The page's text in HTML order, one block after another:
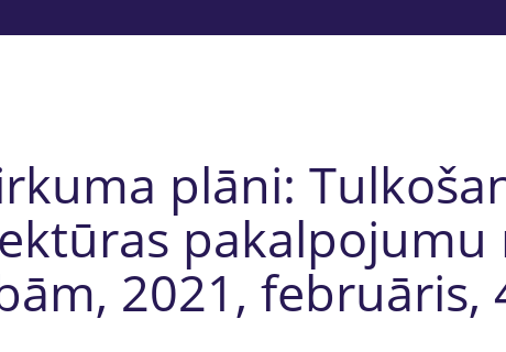
plāni:
pakalpojumu
2021, februāris,